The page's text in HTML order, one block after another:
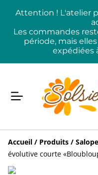
Attention ! L'atelier
Les commandes
période, mais
expédiées
Accueil / Produits /
évolutive courte